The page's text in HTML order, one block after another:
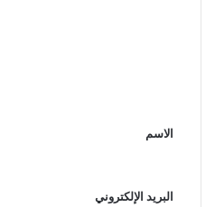
قالاسم
البريد الإلكتروني